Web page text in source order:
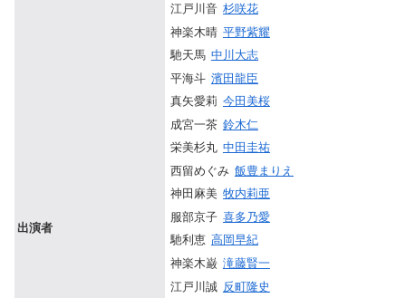
出演者
江戸川音 杉咲花
神楽木晴 平野紫耀
馳天馬 中川大志
平海斗 濱田龍臣
真矢愛莉 今田美桜
成宮一茶 鈴木仁
栄美杉丸 中田圭祐
西留めぐみ 飯豊まりえ
神田麻美 牧内莉亜
服部京子 喜多乃愛
馳利恵 高岡早紀
神楽木巌 滝藤賢一
江戸川誠 反町隆史